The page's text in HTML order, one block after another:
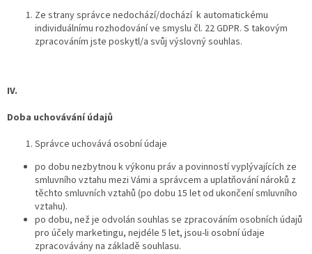
Ze strany správce nedochází/dochází k automatickému
individuálnímu rozhodování ve smyslu čl. 22 GDPR. S takovým
zpracováním jste poskytl/a svůj výslovný souhlas.
IV.
Doba uchovávání údajů
Správce uchovává osobní údaje
po dobu nezbytnou k výkonu práv a povinností vyplývajících ze
smluvního vztahu mezi Vámi a správcem a uplatňování nároků z
těchto smluvních vztahů (po dobu 15 let od ukončení smluvního
vztahu).
po dobu, než je odvolán souhlas se zpracováním osobních údajů
pro účely marketingu, nejdéle 5 let, jsou-li osobní údaje
zpracovávány na základě souhlasu.